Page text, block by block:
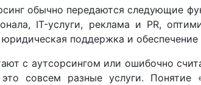
обычно передаются следующие
IT-услуги, реклама и PR,
юридическая поддержка и
с аутсорсингом или ошибочно
совсем разные услуги. Понятие